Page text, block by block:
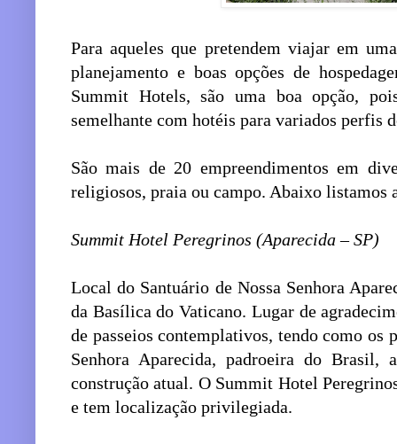
Para aqueles que pretendem viajar em
planejamento e boas opções de
Summit Hotels, são uma boa opção,
semelhante com hotéis para variados perfis
São mais de 20 empreendimentos em
religiosos, praia ou campo. Abaixo listamos
Summit Hotel Peregrinos (Aparecida – SP)
Local do Santuário de Nossa Senhora
da Basílica do Vaticano. Lugar de
de passeios contemplativos, tendo como os
Senhora Aparecida, padroeira do Brasil,
construção atual. O Summit Hotel
e tem localização privilegiada.